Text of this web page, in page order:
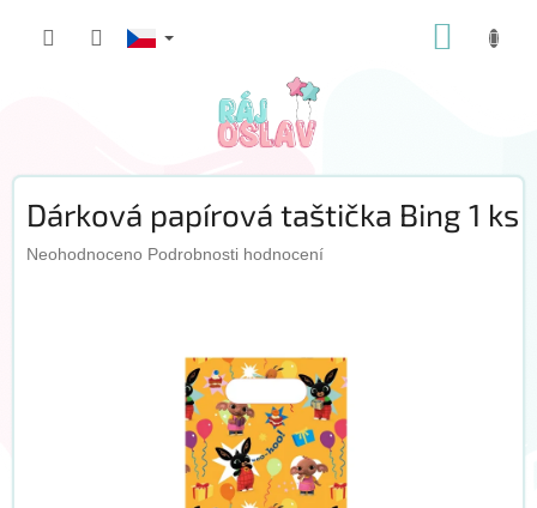
Dárková papírová taštička Bing 1 ks
Průměrné
Neohodnoceno Podrobnosti hodnocení